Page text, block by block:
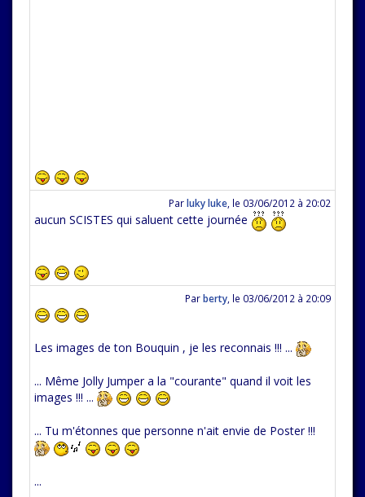
Parluky luke le 03/06/2012 à 20:02
aucun SCISTES qui saluent cette journée
Parberty le 03/06/2012 à 20:09
Les images de ton Bouquin , je les reconnais !!! ...
... Même Jolly Jumper a la "courante" quand il voit les
images !!! ...
... Tu m'étonnes que personne n'ait envie de Poster !!!
...